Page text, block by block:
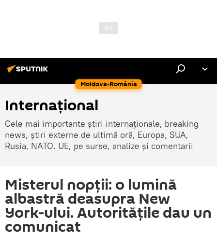
Moldova-România
Internaţional
Cele mai importante știri internaționale, breaking
news, știri externe de ultimă oră, Europa, SUA,
Rusia, NATO, UE, pe surse, analize și comentarii
Misterul nopții: o lumină
albastră deasupra New
York-ului. Autoritățile dau un
comunicat